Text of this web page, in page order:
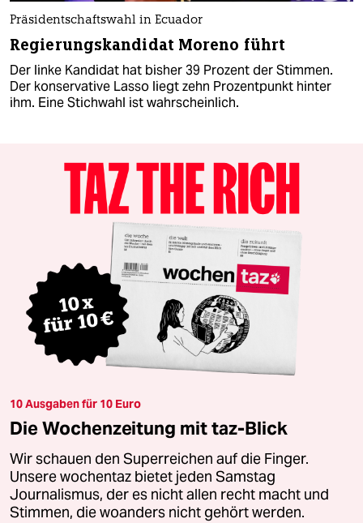
Präsidentschaftswahl in Ecuador
Regierungskandidat Moreno führt
Der linke Kandidat hat bisher 39 Prozent der Stimmen.
Der konservative Lasso liegt zehn Prozentpunkt hinter
ihm. Eine Stichwahl ist wahrscheinlich.
10 Ausgaben für 10 Euro
Die Wochenzeitung mit taz-Blick
Wir schauen den Superreichen auf die Finger.
Unsere wochentaz bietet jeden Samstag
Journalismus, der es nicht allen recht macht und
Stimmen, die woanders nicht gehört werden.